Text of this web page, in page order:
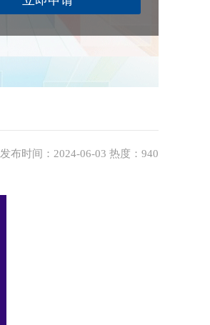
发布时间：2024-06-03 热度：940